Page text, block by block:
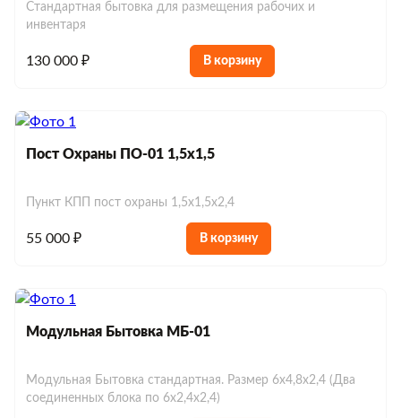
Блок-контейнеры для дачи
Блок-контейнеры дачные
Стандартная бытовка для размещения рабочих и
инвентаря
130 000 ₽ В корзину
Пост Охраны ПО-01 1,5х1,5
Пункт КПП пост охраны 1,5х1,5х2,4
55 000 ₽ В корзину
Модульная Бытовка МБ-01
Модульная Бытовка стандартная. Размер 6х4,8х2,4 (Два
соединенных блока по 6х2,4х2,4)